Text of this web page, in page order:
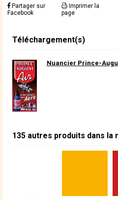
Partager sur
Facebook
Imprimer la
page
Téléchargement(s)
Nuancier Prince-
135 autres produits dans la